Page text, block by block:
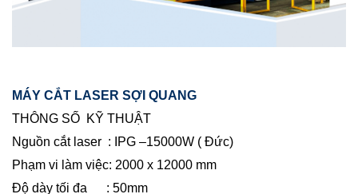
MÁY CẮT LASER SỢI QUANG
THÔNG SỐ KỸ THUẬT
Nguồn cắt laser :
IPG –15000W ( Đức)
Phạm vi làm việc: 2000 x 12000 mm
Độ dày tối đa : 50mm